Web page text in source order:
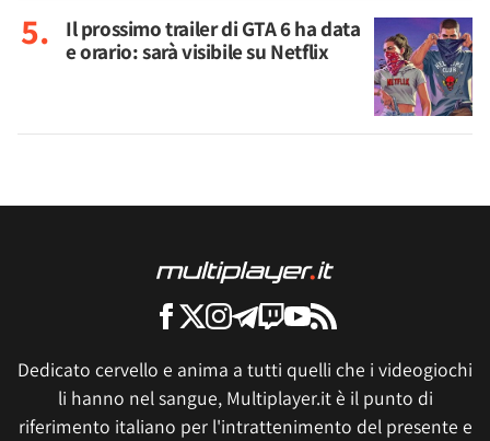
Il prossimo trailer di GTA 6 ha data
e orario: sarà visibile su Netflix
Dedicato cervello e anima a tutti quelli che i videogiochi
li hanno nel sangue, Multiplayer.it è il punto di
riferimento italiano per l'intrattenimento del presente e